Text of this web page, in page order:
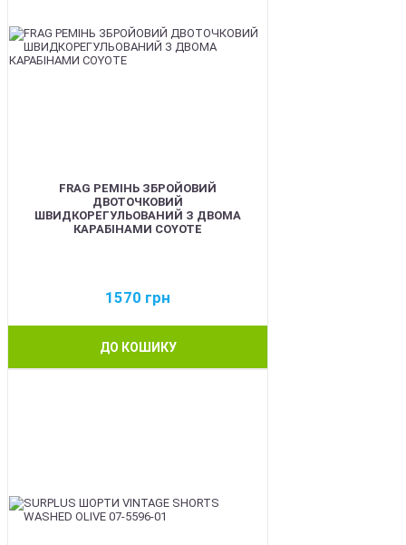
FRAG РЕМІНЬ ЗБРОЙОВИЙ
ДВОТОЧКОВИЙ
ШВИДКОРЕГУЛЬОВАНИЙ З ДВОМА
КАРАБІНАМИ COYOTE
1570 грн
ДО КОШИКУ